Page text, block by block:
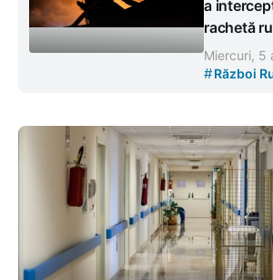
a
rachetă
Miercuri, 5
#Război